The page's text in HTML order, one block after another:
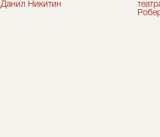
Данил Никитин